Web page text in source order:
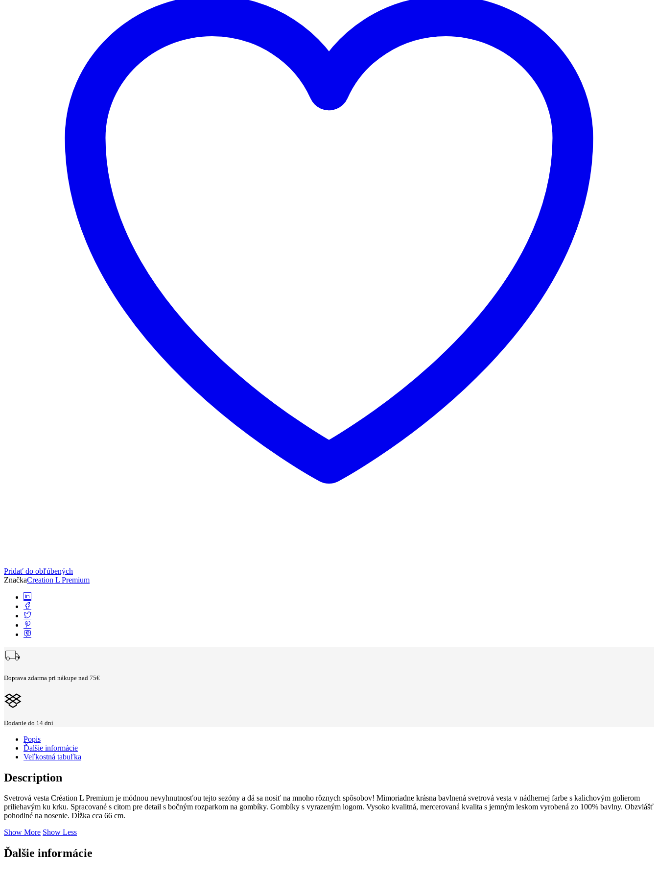
Pridať do obľúbených
ZnačkaCreation L Premium
Doprava zdarma pri nákupe nad 75€
Dodanie do 14 dní
Popis
Ďalšie informácie
Veľkostná tabuľka
Description
Svetrová vesta Création L Premium je módnou nevyhnutnosťou tejto sezóny a dá sa nosiť na mnoho rôznych spôsobov! Mimoriadne krásna bavlnená svetrová vesta v nádhernej farbe s kalichovým golierom
priliehavým ku krku. Spracované s citom pre detail s bočným rozparkom na gombíky. Gombíky s vyrazeným logom. Vysoko kvalitná, mercerovaná kvalita s jemným leskom vyrobená zo 100% bavlny. Obzvlášť
pohodlné na nosenie. Dĺžka cca 66 cm.
Show More Show Less
Ďalšie informácie